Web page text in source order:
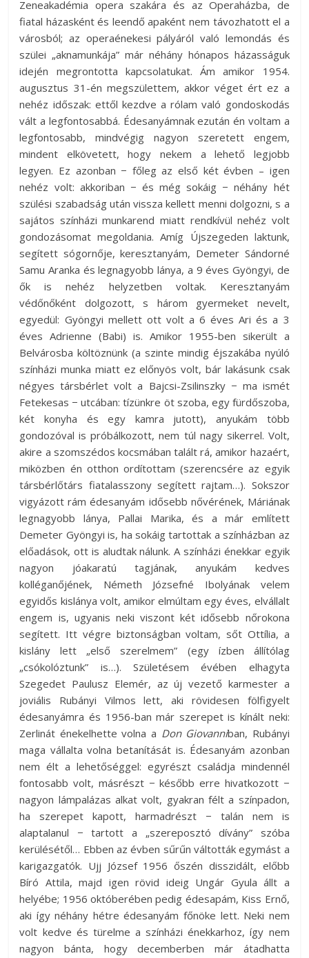
Zeneakadémia opera szakára és az Operaházba, de
fiatal házasként és leendő apaként nem távozhatott el a
városból; az operaénekesi pályáról való lemondás és
szülei „aknamunkája” már néhány hónapos házasságuk
idején megrontotta kapcsolatukat. Ám amikor 1954.
augusztus 31-én megszülettem, akkor véget ért ez a
nehéz időszak: ettől kezdve a rólam való gondoskodás
vált a legfontosabbá. Édesanyámnak ezután én voltam a
legfontosabb, mindvégig nagyon szeretett engem,
mindent elkövetett, hogy nekem a lehető legjobb
legyen. Ez azonban − főleg az első két évben – igen
nehéz volt: akkoriban − és még sokáig − néhány hét
szülési szabadság után vissza kellett menni dolgozni, s a
sajátos színházi munkarend miatt rendkívül nehéz volt
gondozásomat megoldania. Amíg Újszegeden laktunk,
segített sógornője, keresztanyám, Demeter Sándorné
Samu Aranka és legnagyobb lánya, a 9 éves Gyöngyi, de
ők is nehéz helyzetben voltak. Keresztanyám
védőnőként dolgozott, s három gyermeket nevelt,
egyedül: Gyöngyi mellett ott volt a 6 éves Ari és a 3
éves Adrienne (Babi) is. Amikor 1955-ben sikerült a
Belvárosba költöznünk (a szinte mindig éjszakába nyúló
színházi munka miatt ez előnyös volt, bár lakásunk csak
négyes társbérlet volt a Bajcsi-Zsilinszky − ma ismét
Fetekesas − utcában: tízünkre öt szoba, egy fürdőszoba,
két konyha és egy kamra jutott), anyukám több
gondozóval is próbálkozott, nem túl nagy sikerrel. Volt,
akire a szomszédos kocsmában talált rá, amikor hazaért,
miközben én otthon ordítottam (szerencsére az egyik
társbérlőtárs fiatalasszony segített rajtam…). Sokszor
vigyázott rám édesanyám idősebb nővérének, Máriának
legnagyobb lánya, Pallai Marika, és a már említett
Demeter Gyöngyi is, ha sokáig tartottak a színházban az
előadások, ott is aludtak nálunk. A színházi énekkar egyik
nagyon jóakaratú tagjának, anyukám kedves
kolléganőjének, Németh Józsefné Ibolyának velem
egyidős kislánya volt, amikor elmúltam egy éves, elvállalt
engem is, ugyanis neki viszont két idősebb nőrokona
segített. Itt végre biztonságban voltam, sőt Ottília, a
kislány lett „első szerelmem” (egy ízben állítólag
„csókolóztunk” is…). Születésem évében elhagyta
Szegedet Paulusz Elemér, az új vezető karmester a
joviális Rubányi Vilmos lett, aki rövidesen fölfigyelt
édesanyámra és 1956-ban már szerepet is kínált neki:
Zerlinát énekelhette volna a Don Giovanniban, Rubányi
maga vállalta volna betanítását is. Édesanyám azonban
nem élt a lehetőséggel: egyrészt családja mindennél
fontosabb volt, másrészt − később erre hivatkozott −
nagyon lámpalázas alkat volt, gyakran félt a színpadon,
ha szerepet kapott, harmadrészt − talán nem is
alaptalanul − tartott a „szereposztó dívány” szóba
kerülésétől… Ebben az évben sűrűn váltották egymást a
karigazgatók. Ujj József 1956 őszén disszidált, előbb
Bíró Attila, majd igen rövid ideig Ungár Gyula állt a
helyébe; 1956 októberében pedig édesapám, Kiss Ernő,
aki így néhány hétre édesanyám főnöke lett. Neki nem
volt kedve és türelme a színházi énekkarhoz, így nem
nagyon bánta, hogy decemberben már átadhatta